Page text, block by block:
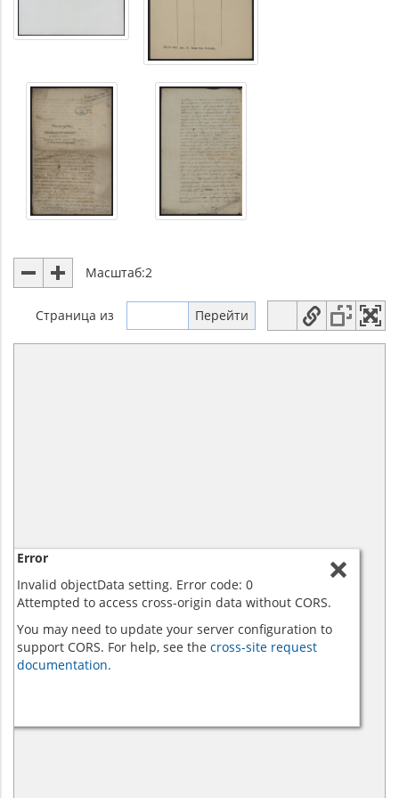
Масштаб:2
Страница из
Error
Invalid objectData setting. Error code: 0
Attempted to access cross-origin data without CORS.
You may need to update your server configuration to
support CORS. For help, see the cross-site request
documentation.